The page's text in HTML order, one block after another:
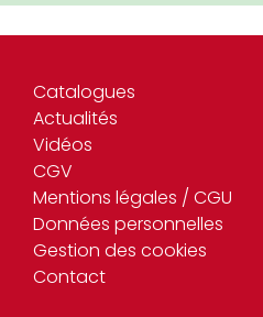
Catalogues
Actualités
Vidéos
CGV
Mentions légales / CGU
Données personnelles
Gestion des cookies
Contact